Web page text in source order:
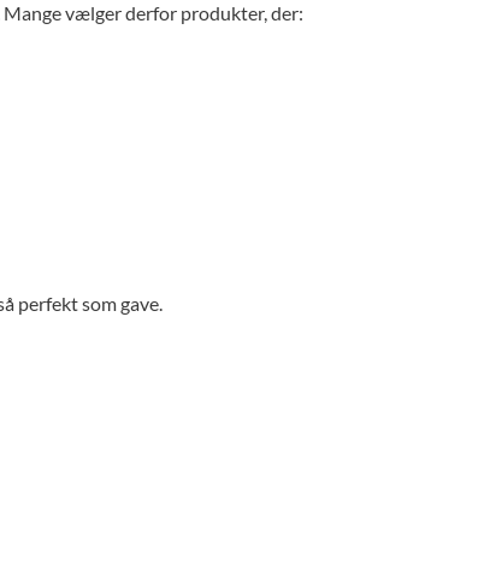
vælger derfor produkter, der:
perfekt som gave.